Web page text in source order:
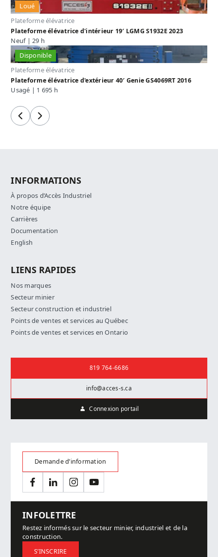
Loué
Plateforme élévatrice
Plateforme élévatrice d'intérieur 19′ LGMG S1932E 2023
Neuf | 29 h
Disponible
Plateforme élévatrice
Plateforme élévatrice d'extérieur 40′ Genie GS4069RT 2016
Usagé | 1 695 h
PrécédentSuivant
INFORMATIONS
À propos d’Accès Industriel
Notre équipe
Carrières
Documentation
English
LIENS RAPIDES
Nos marques
Secteur minier
Secteur construction et industriel
Points de ventes et services au Québec
Points de ventes et services en Ontario
819 764-6686
info@acces-s.ca
Connexion portail
Demande d’information
FacebookLinkedInInstagramYouTube
INFOLETTRE
Restez informés sur le secteur minier, industriel et de la
construction.
S’INSCRIRE